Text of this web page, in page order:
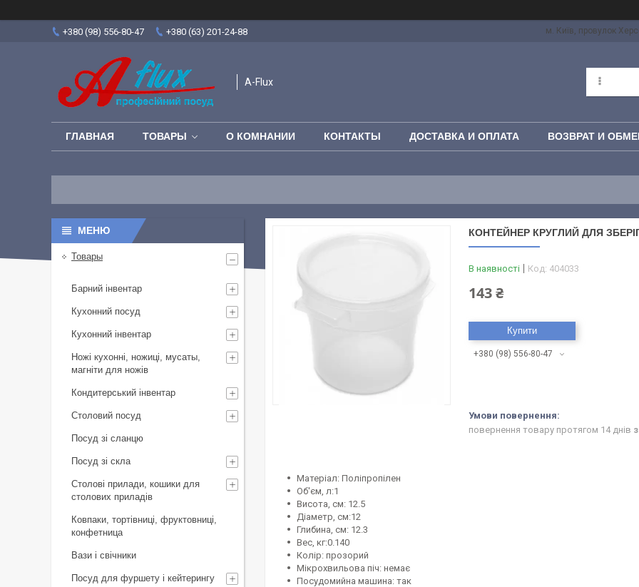
+380 (98) 556-80-47 +380 (63) 201-24-88 м. Київ, провулок
A-Flux
ГЛАВНАЯ ТОВАРЫ О КОМНАНИИ КОНТАКТЫ ДОСТАВКА И ОПЛАТА ВОЗВРАТ И
КОНТЕЙНЕР КРУГЛИЙ ДЛЯ
В наявності Код: 404033
143 ₴
Купити
+380 (98) 556-80-47
повернення товару протягом 14 днів
Матеріал: Поліпропілен
Об'єм, л:1
Висота, см: 12.5
Діаметр, см:12
Глибина, см: 12.3
Вес, кг:0.140
Колір: прозорий
Мікрохвильова піч: немає
Посудомийна машина: так
Товары
Барний інвентар
Кухонний посуд
Кухонний інвентар
Ножі кухонні, ножиці, мусаты,
магніти для ножів
Кондитерський інвентар
Столовий посуд
Посуд зі сланцю
Посуд зі скла
Столові прилади, кошики для
столових приладів
Ковпаки, тортівниці, фруктовниці,
конфетница
Вази і свічники
Посуд для фуршету і кейтерингу